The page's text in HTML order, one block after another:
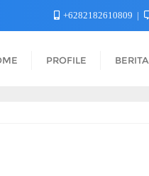
+6282182610809
PROFILE BERITA